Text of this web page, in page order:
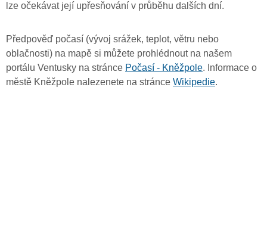
lze očekávat její upřesňování v průběhu dalších dní.
Předpověď počasí (vývoj srážek, teplot, větru nebo
oblačnosti) na mapě si můžete prohlédnout na našem
portálu Ventusky na stránce Počasí - Kněžpole. Informace o
městě Kněžpole nalezenete na stránce Wikipedie.